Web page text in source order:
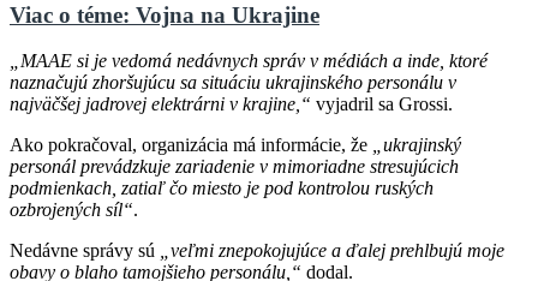
Viac o téme: Vojna na Ukrajine
„MAAE si je vedomá nedávnych správ v médiách a inde, ktoré
naznačujú zhoršujúcu sa situáciu ukrajinského personálu v
najväčšej jadrovej elektrárni v krajine,“ vyjadril sa Grossi.
Ako pokračoval, organizácia má informácie, že
„ukrajinský
personál prevádzkuje zariadenie v mimoriadne stresujúcich
podmienkach, zatiaľ čo miesto je pod kontrolou ruských
ozbrojených síl“.
Nedávne správy sú
„veľmi znepokojujúce a ďalej prehlbujú moje
obavy o blaho tamojšieho personálu,“ dodal.